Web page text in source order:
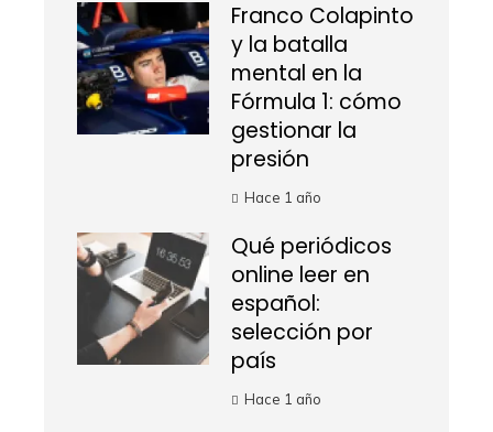
Franco Colapinto
y la batalla
mental en la
Fórmula 1: cómo
gestionar la
presión
Hace 1 año
Qué periódicos
online leer en
español:
selección por
país
Hace 1 año